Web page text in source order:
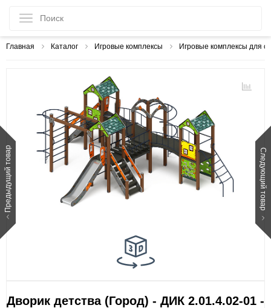
Главная Каталог Игровые комплексы Игровые комплексы для
Предыдущий товар Следующий товар
Дворик детства (Город) - ДИК 2.01.4.02-01 -